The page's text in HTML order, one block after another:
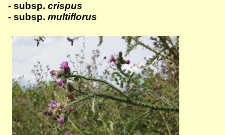
- subsp. crispus
- subsp. multiflorus
Bild